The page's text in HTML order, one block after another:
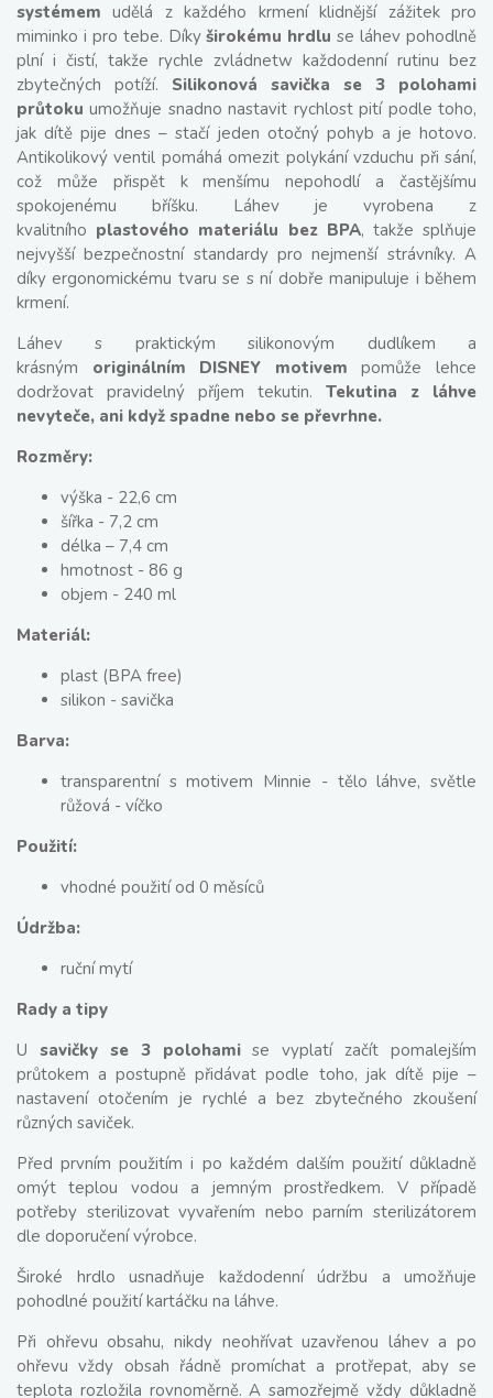
systémem udělá z každého krmení klidnější zážitek pro
miminko i pro tebe. Díky širokému hrdlu se láhev pohodlně
plní i čistí, takže rychle zvládnetw každodenní rutinu bez
zbytečných potíží.
Silikonová savička se 3 polohami
průtoku umožňuje snadno nastavit rychlost pití podle toho,
jak dítě pije dnes – stačí jeden otočný pohyb a je hotovo.
Antikolikový ventil pomáhá omezit polykání vzduchu při sání,
což může přispět k menšímu nepohodlí a častějšímu
spokojenému bříšku. Láhev je vyrobena z
kvalitního plastového materiálu bez BPA, takže splňuje
nejvyšší bezpečnostní standardy pro nejmenší strávníky. A
díky ergonomickému tvaru se s ní dobře manipuluje i během
krmení.
Láhev s praktickým silikonovým dudlíkem a
krásným originálním DISNEY motivem pomůže lehce
dodržovat pravidelný příjem tekutin. Tekutina z láhve
nevyteče, ani když spadne nebo se převrhne.
Rozměry:
výška - 22,6 cm
šířka - 7,2 cm
délka – 7,4 cm
hmotnost - 86 g
objem - 240 ml
Materiál:
plast (BPA free)
silikon - savička
Barva:
transparentní s motivem Minnie - tělo láhve, světle
růžová - víčko
Použití:
vhodné použití od 0 měsíců
Údržba:
ruční mytí
Rady a tipy
U savičky se 3 polohami se vyplatí začít pomalejším
průtokem a postupně přidávat podle toho, jak dítě pije –
nastavení otočením je rychlé a bez zbytečného zkoušení
různých saviček.
Před prvním použitím i po každém dalším použití důkladně
omýt teplou vodou a jemným prostředkem. V případě
potřeby sterilizovat vyvařením nebo parním sterilizátorem
dle doporučení výrobce.
Široké hrdlo usnadňuje každodenní údržbu a umožňuje
pohodlné použití kartáčku na láhve.
Při ohřevu obsahu, nikdy neohřívat uzavřenou láhev a po
ohřevu vždy obsah řádně promíchat a protřepat, aby se
teplota rozložila rovnoměrně. A samozřejmě vždy důkladně